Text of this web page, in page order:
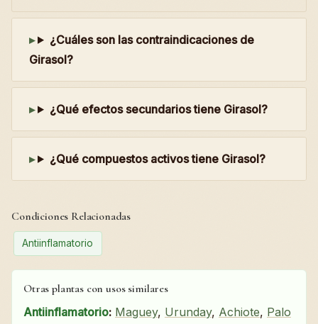
¿Cuáles son las contraindicaciones de
Girasol?
¿Qué efectos secundarios tiene Girasol?
¿Qué compuestos activos tiene Girasol?
Condiciones Relacionadas
Antiinflamatorio
Otras plantas con usos similares
Antiinflamatorio: Maguey, Urunday, Achiote, Palo